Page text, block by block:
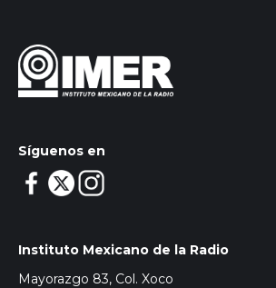
Síguenos en
Instituto Mexicano de la Radio
Mayorazgo 83, Col. Xoco